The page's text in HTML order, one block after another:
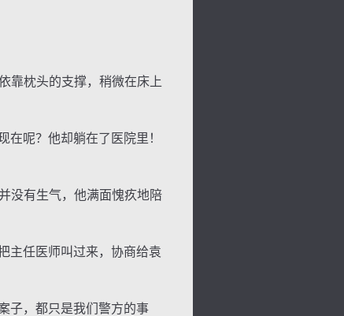
背 字 宽
枕头的支撑，稍微在床上
呢？他却躺在了医院里！
没有生气，他满面愧疚地陪
主任医师叫过来，协商给袁
子，都只是我们警方的事